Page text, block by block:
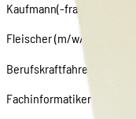
Kaufmann(-frau) im
Fleischer (m/w/d)
Berufskraftfahrer (m/w/d)
Fachinformatiker (m/w/d)